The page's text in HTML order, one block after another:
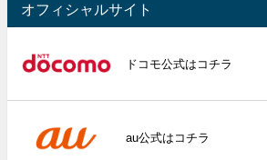
オフィシャルサイト
ドコモ公式はコチラ
au公式はコチラ